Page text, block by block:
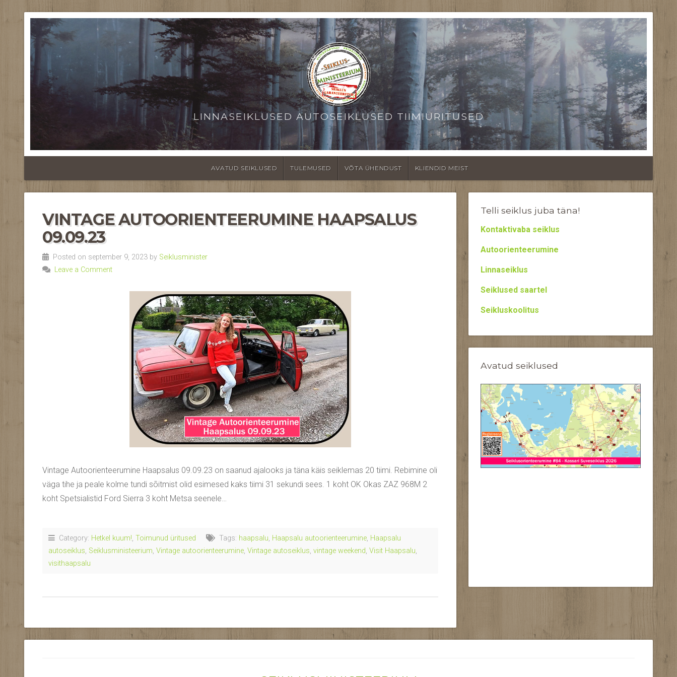
LINNASEIKLUSED AUTOSEIKLUSED TIIMIÜRITUSED
AVATUD SEIKLUSED TULEMUSED VÕTA ÜHENDUST KLIENDID MEIST
VINTAGE AUTOORIENTEERUMINE HAAPSALUS
09.09.23
Posted on september 9, 2023 by Seiklusminister
Leave a Comment
Vintage Autoorienteerumine Haapsalus 09.09.23 on saanud ajalooks ja täna käis seiklemas 20 tiimi. Rebimine oli
väga tihe ja peale kolme tundi sõitmist olid esimesed kaks tiimi 31 sekundi sees. 1 koht OK Okas ZAZ 968M 2
koht Spetsialistid Ford Sierra 3 koht Metsa seenele…
Category: Hetkel kuum!, Toimunud üritused Tags: haapsalu, Haapsalu autoorienteerumine, Haapsalu
autoseiklus, Seiklusministeerium, Vintage autoorienteerumine, Vintage autoseiklus, vintage weekend, Visit Haapsalu,
visithaapsalu
Telli seiklus juba täna!
Kontaktivaba seiklus
Autoorienteerumine
Linnaseiklus
Seiklused saartel
Seikluskoolitus
Avatud seiklused